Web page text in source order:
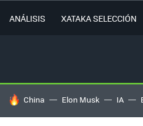
ANÁLISIS XATAKA SELECCIÓN
HOY SE HABLA DE
China Elon Musk IA